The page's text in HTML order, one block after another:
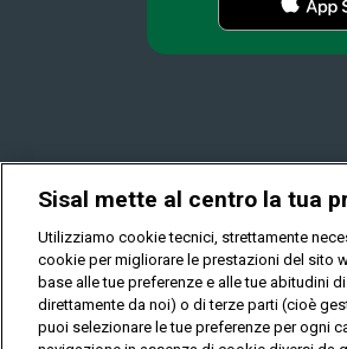
© Copyright Sisal Italia
Sisal mette al centro la tua
Utilizziamo cookie tecnici, strettamente
cookie per migliorare le prestazioni del sito
base alle tue preferenze e alle tue abitudini
direttamente da noi) o di terze parti (cioè
puoi selezionare le tue preferenze per ogni